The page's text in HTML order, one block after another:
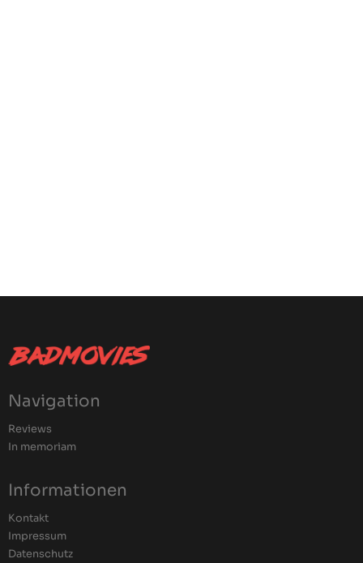
Navigation
Reviews
In memoriam
Informationen
Kontakt
Impressum
Datenschutz